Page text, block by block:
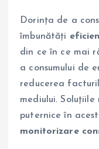
Dorința de a
îmbunătăți
din ce în ce mai
a consumului de
reducerea
mediului.
puternice în
monitorizare